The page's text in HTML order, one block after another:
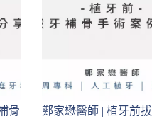
骨
鄭家懋醫師 | 植牙前